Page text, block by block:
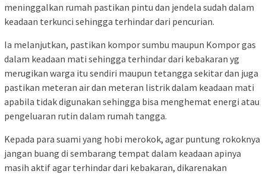
meninggalkan rumah pastikan pintu dan jendela sudah dalam
keadaan terkunci sehingga terhindar dari pencurian.
Ia melanjutkan, pastikan kompor sumbu maupun Kompor gas
dalam keadaan mati sehingga terhindar dari kebakaran yg
merugikan warga itu sendiri maupun tetangga sekitar dan juga
pastikan meteran air dan meteran listrik dalam keadaan mati
apabila tidak digunakan sehingga bisa menghemat energi atau
pengeluaran rutin dalam rumah tangga.
Kepada para suami yang hobi merokok, agar puntung rokoknya
jangan buang di sembarang tempat dalam keadaan apinya
masih aktif agar terhindar dari kebakaran, dikarenakan